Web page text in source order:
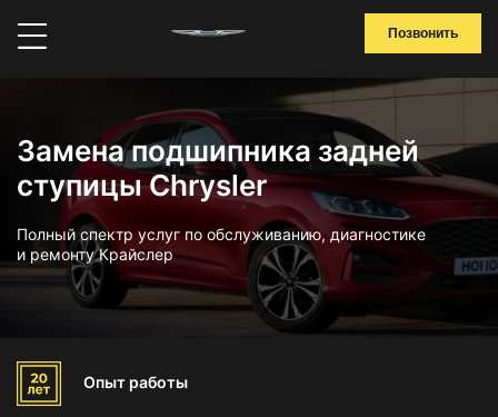
Позвонить
Замена подшипника задней
ступицы Chrysler
Полный спектр услуг по обслуживанию, диагностике
и ремонту Крайслер
Опыт работы